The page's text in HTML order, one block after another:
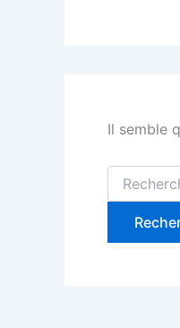
Il semble
Rechercher :